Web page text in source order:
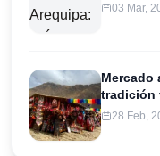
03 Mar,
Mercado
tradición
Sagrado
28 Feb,